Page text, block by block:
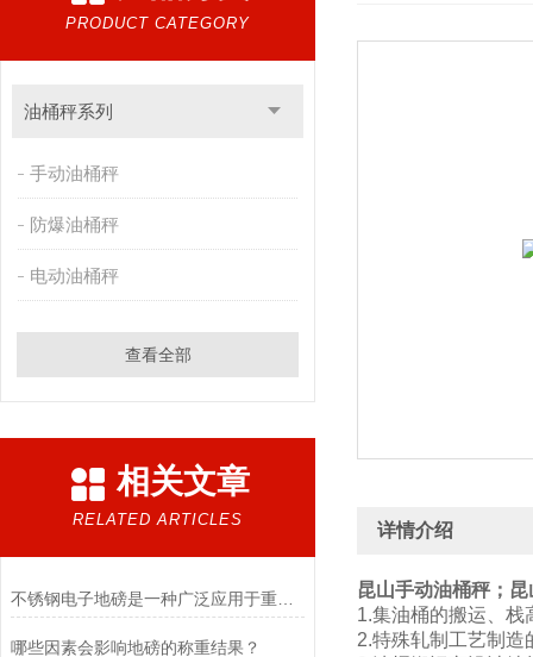
PRODUCT CATEGORY
油桶秤系列
手动油桶秤
防爆油桶秤
电动油桶秤
查看全部
相关文章
RELATED ARTICLES
不锈钢电子地磅是一种广泛应用于重量测量和货物称重的设备
哪些因素会影响地磅的称重结果？
详情介绍
昆山手动油桶秤；
1.集油桶的搬运、栈
2.特殊轧制工艺制造